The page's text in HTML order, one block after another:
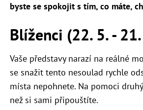
byste se spokojit s tím, co máte,
Blíženci (22. 5. -
Vaše představy narazí na reálné
se snažit tento nesoulad rychle
místa nepohnete. Na pomoci
než si sami připouštíte.